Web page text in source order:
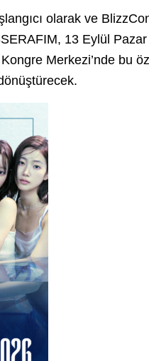
olarak ve
13 Eylül
Merkezi’nde bu